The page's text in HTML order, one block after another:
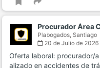
Procurador Área
Plabogados, Santiago
20 de Julio de 2026
Oferta laboral: procurador/
alizado en accidentes de